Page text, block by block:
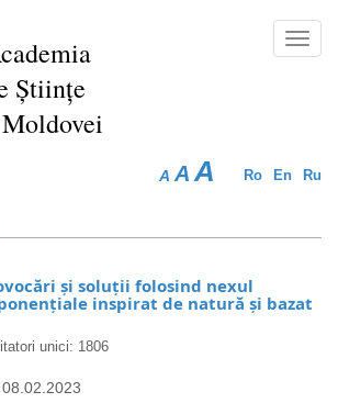
Științe
Ro En Ru
A A A
și soluții folosind nexul
inspirat de natură și bazat
unici: 1806
08.02.2023